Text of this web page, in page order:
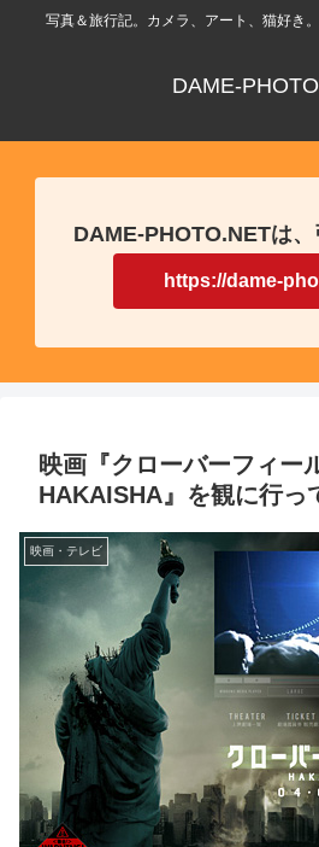
写真＆旅行記。カメラ、アート、猫好き
DAME-
DAME-PHOTO.NETは
https://dame-
映画『クローバーフィー
HAKAISHA』を観に行っ
映画・テレビ